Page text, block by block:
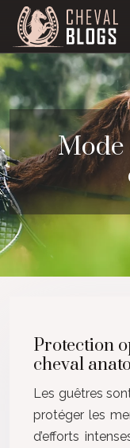
Protection
cheval
Les guêtres
protéger les
d’efforts